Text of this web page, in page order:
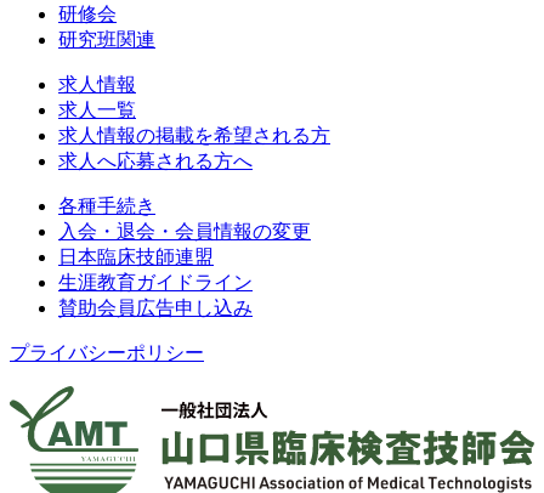
研修会
研究班関連
求人情報
求人一覧
求人情報の掲載を希望される方
求人へ応募される方へ
各種手続き
入会・退会・会員情報の変更
日本臨床技師連盟
生涯教育ガイドライン
賛助会員広告申し込み
プライバシーポリシー